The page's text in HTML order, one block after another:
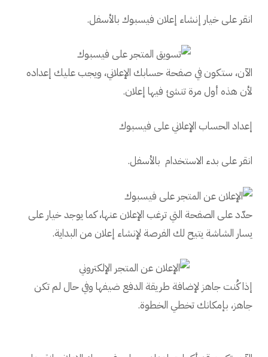
انقر على خيار إنشاء إعلان فيسبوك بالأسفل.
الآن، ستكون في صفحة حسابك الإعلاني، ويجب عليك إعداده
لأن هذه أول مرة تنشئ فيها إعلان.
إعداد الحساب الإعلاني على فيسبوك
انقر على بدء الاستخدام بالأسفل.
حدّد على الصفحة التي ترغب الإعلان عنها، كما يوجد خيار على
يسار الشاشة يتيح لك الفرصة لإنشاء إعلان من البداية.
إذا كُنت جاهز لإضافة طريقة الدفع ضيفها وفي حال لم تكن
جاهز، بإمكانك تخطي الخطوة.